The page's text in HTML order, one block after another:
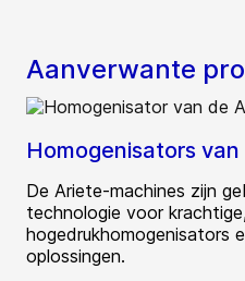
Aanverwante
Homogenisators
De Ariete-machines zijn
technologie voor
hogedrukhomogenisators
oplossingen.